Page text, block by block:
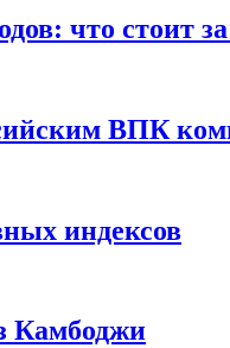
что стоит
ВПК
индексов
Камбоджи